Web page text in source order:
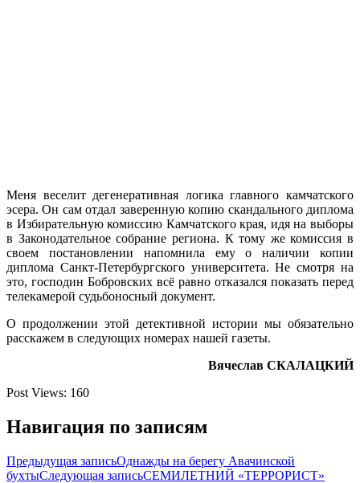
Меня веселит дегенеративная логика главного камчатского
эсера. Он сам отдал заверенную копию скандального диплома
в Избирательную комиссию Камчатского края, идя на выборы
в Законодательное собрание региона. К тому же комиссия в
своем постановлении напомнила ему о наличии копии
диплома Санкт-Петербургского университета. Не смотря на
это, господин Бобровских всё равно отказался показать перед
телекамерой судьбоносный документ.
О продолжении этой детективной истории мы обязательно
расскажем в следующих номерах нашей газеты.
Вячеслав СКАЛАЦКИЙ
Post Views: 160
Навигация по записям
Предыдущая записьОднажды на берегу Авачинской
бухтыСледующая записьСЕМИЛЕТНИЙ «ТЕРРОРИСТ»